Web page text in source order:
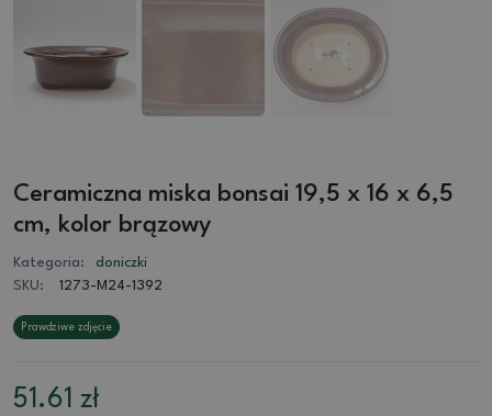
Ceramiczna miska bonsai 19,5 x 16 x 6,5
cm, kolor brązowy
Kategoria:
doniczki
SKU:
1273-M24-1392
Prawdziwe zdjęcie
51.61 zł